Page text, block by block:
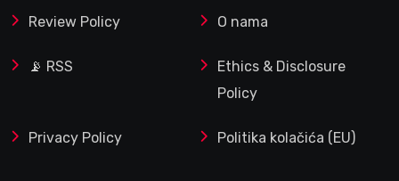
Review Policy O nama
📡 RSS
Ethics & Disclosure
Policy
Privacy Policy Politika kolačića (EU)